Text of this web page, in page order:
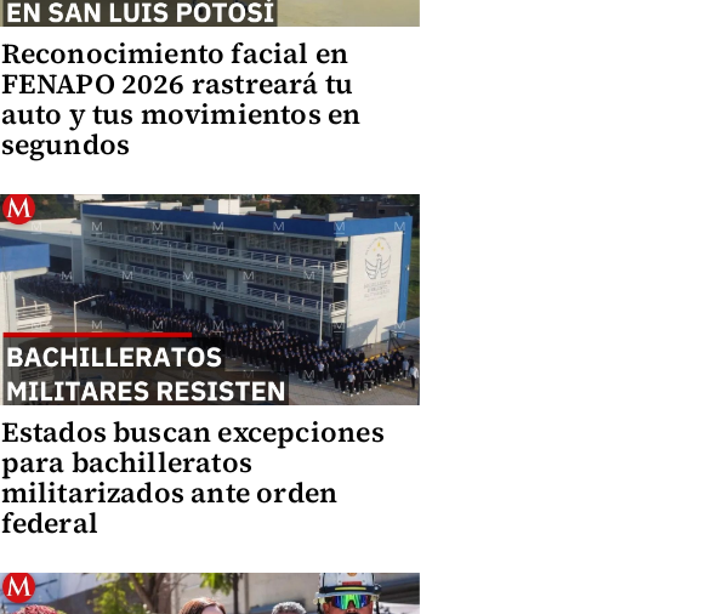
Reconocimiento facial en
FENAPO 2026 rastreará tu
auto y tus movimientos en
segundos
Estados buscan excepciones
para bachilleratos
militarizados ante orden
federal